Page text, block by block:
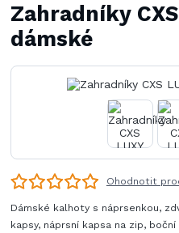
Zahradníky
dámské
Ohodnotit
Dámské kalhoty s náprsenkou,
kapsy, náprsní kapsa na zip,